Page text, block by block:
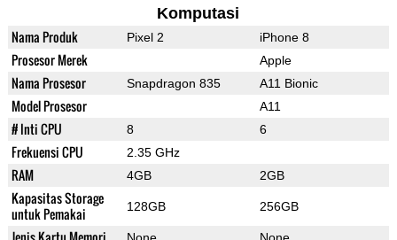
Komputasi
Nama Produk Pixel 2 iPhone 8
Prosesor Merek Apple
Nama Prosesor Snapdragon 835 A11 Bionic
Model Prosesor A11
# Inti CPU 8 6
Frekuensi CPU 2.35 GHz
RAM 4GB 2GB
Kapasitas Storage
untuk Pemakai
128GB 256GB